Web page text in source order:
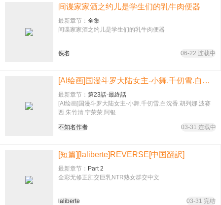
间谍家家酒之约儿是学生们的乳牛肉便器
最新章节： 全集
间谍家家酒之约儿是学生们的乳牛肉便器
佚名 06-22 连载中
[AI绘画]国漫斗罗大陆女主-小舞.千仞雪.白沈香.胡列娜.波赛西.朱竹清.宁荣荣.阿银
最新章节： 第23話-最終話
[AI绘画]国漫斗罗大陆女主-小舞.千仞雪.白沈香.胡列娜.波赛
西.朱竹清.宁荣荣.阿银
不知名作者 03-31 连载中
[短篇][laliberte]REVERSE[中国翻訳]
最新章节： Part 2
全彩无修正肛交巨乳NTR熟女群交中文
laliberte 03-31 完结